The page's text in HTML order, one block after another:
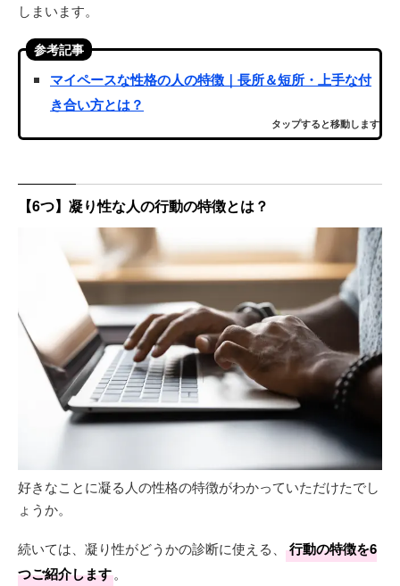
しまいます。
参考記事
マイペースな性格の人の特徴｜長所＆短所・上手な付
き合い方とは？
タップすると移動します
【6つ】凝り性な人の行動の特徴とは？
好きなことに凝る人の性格の特徴がわかっていただけたでし
ょうか。
続いては、凝り性がどうかの診断に使える、
行動の特徴を6
つご紹介します。